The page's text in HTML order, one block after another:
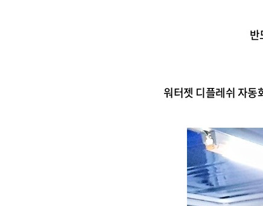
반
워터젯 디플레쉬 자동